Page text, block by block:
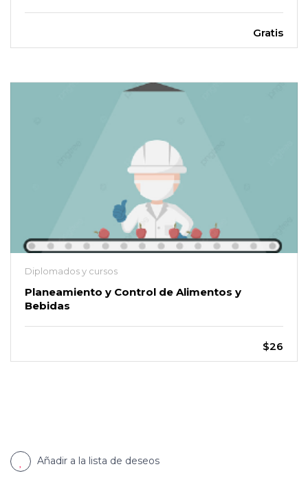
Gratis
Diplomados y cursos
Planeamiento y Control de Alimentos y
Bebidas
$26
Añadir a la lista de deseos